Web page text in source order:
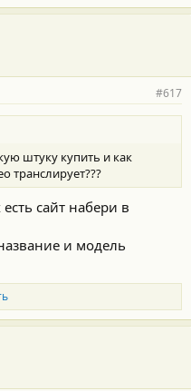
#617
штуку купить и как
транслирует???
сайт набери в
и модель